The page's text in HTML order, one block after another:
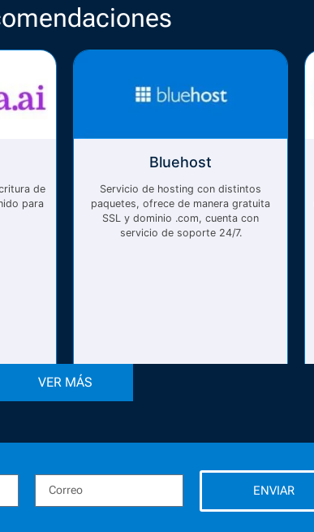
de
para
Bluehost
Servicio de hosting con distintos
paquetes, ofrece de manera gratuita
SSL y dominio .com, cuenta con
servicio de soporte 24/7.
VER MÁS
ENVIAR